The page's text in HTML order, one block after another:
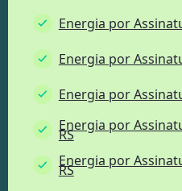
Energia por
Energia por
Energia por
Energia por
RS
Energia por
RS